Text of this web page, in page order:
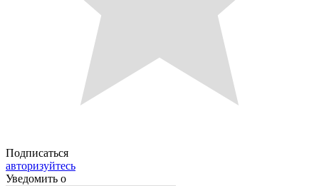
Подписаться
авторизуйтесь
Уведомить о